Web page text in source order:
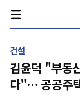
건설
김윤덕 "부동
다"… 공공주